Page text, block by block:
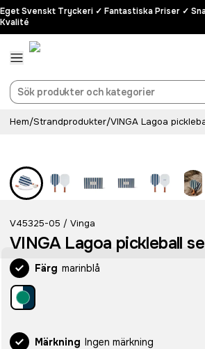
Eget Svenskt Tryckeri ✓ Fantastiska Priser ✓
Kvalité
Hem/Strandprodukter/VINGA Lagoa
V45325-05 / Vinga
VINGA Lagoa pickleball
Färg marinblå
Märkning Ingen märkning